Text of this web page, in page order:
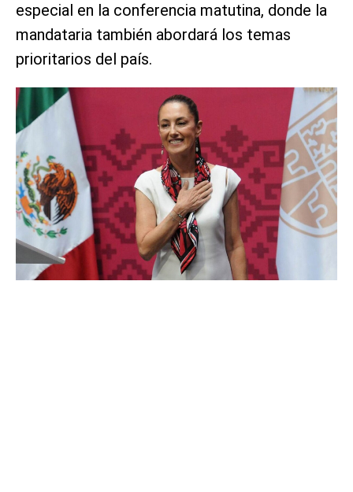
especial en la conferencia matutina, donde la
mandataria también abordará los temas
prioritarios del país.